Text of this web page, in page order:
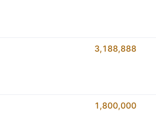
3,188,888
1,800,000